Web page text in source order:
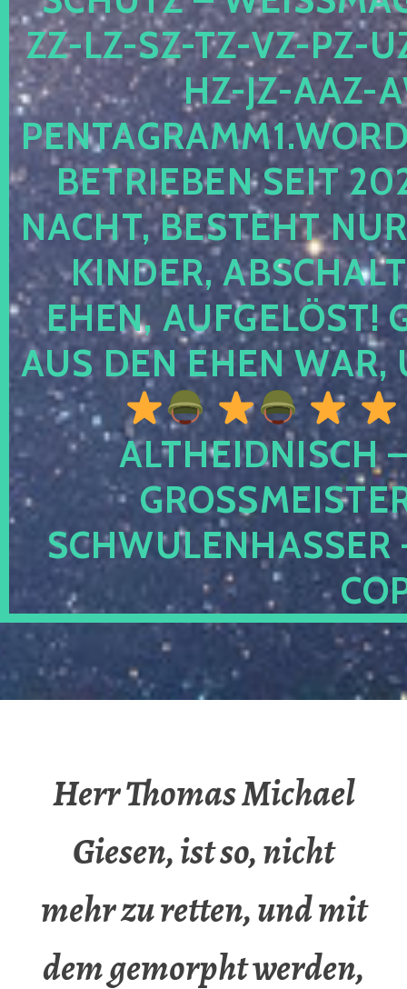
-LZ-SZ-TZ-VZ-PZ-UZ-
-JZ-AAZ-
TRIEBEN SEIT 2024
CHT, BESTEHT NUR
NDER,
EN, AUFGELÖST!
S DEN EHEN WAR,
ALTHEIDNISCH
CHWULENHASSER
Herr Thomas Michael
Giesen, ist so, nicht
mehr zu retten, und mit
dem gemorpht werden,